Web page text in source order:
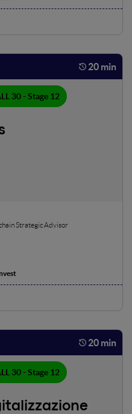
20 min
30 - Stage 12
Strategic Advisor
20 min
30 - Stage 12